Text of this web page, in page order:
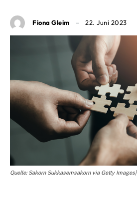
Fiona Gleim 22. Juni 2023
Quelle: Sakorn Sukkasemsakorn via Getty Images|